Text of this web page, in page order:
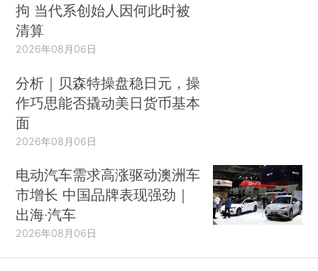
拘 当代系创始人因何此时被
清算
2026年08月06日
分析｜贝森特操盘稳日元，操
作巧思能否撬动美日货币基本
面
2026年08月06日
电动汽车需求高涨驱动澳洲车
市增长 中国品牌表现强劲｜
出海·汽车
2026年08月06日